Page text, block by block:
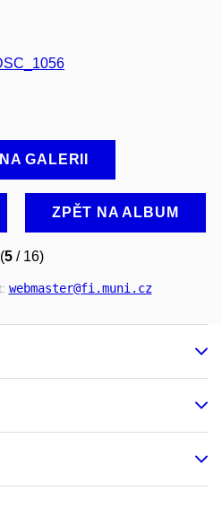
GALERII
ZPĚT NA ALBUM
(5/ 16)
webmaster@fi.muni.cz